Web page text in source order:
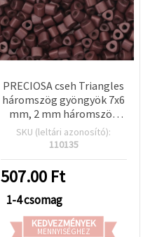
PRECIOSA cseh Triangles
háromszög gyöngyök 7x6
mm, 2 mm háromszög
alakú furat, opak vintage
barna luster bevonat, 15 g
SKU (leltári azonosító):
110135
507.00 Ft
1-4 csomag
KEDVEZMÉNYEK
MENNYISÉGHEZ